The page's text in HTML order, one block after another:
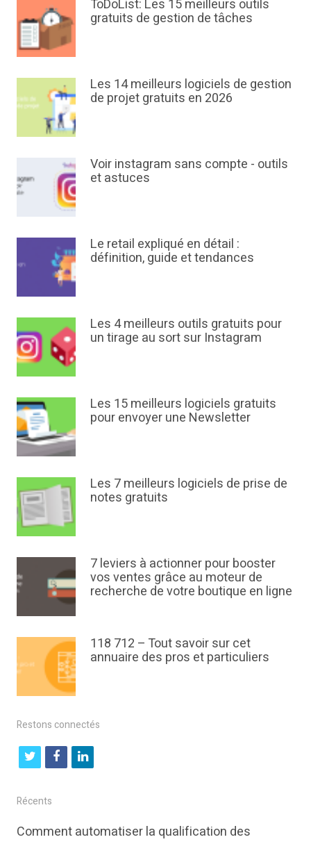
ToDoList: Les 15 meilleurs outils
gratuits de gestion de tâches
Les 14 meilleurs logiciels de gestion
de projet gratuits en 2026
Voir instagram sans compte - outils
et astuces
Le retail expliqué en détail :
définition, guide et tendances
Les 4 meilleurs outils gratuits pour
un tirage au sort sur Instagram
Les 15 meilleurs logiciels gratuits
pour envoyer une Newsletter
Les 7 meilleurs logiciels de prise de
notes gratuits
7 leviers à actionner pour booster
vos ventes grâce au moteur de
recherche de votre boutique en ligne
118 712 – Tout savoir sur cet
annuaire des pros et particuliers
Restons connectés
t
i
f
l
k
Récents
Comment automatiser la qualification des